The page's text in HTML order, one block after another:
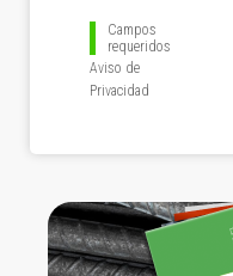
Campos
requeridos
Aviso de
Privacidad